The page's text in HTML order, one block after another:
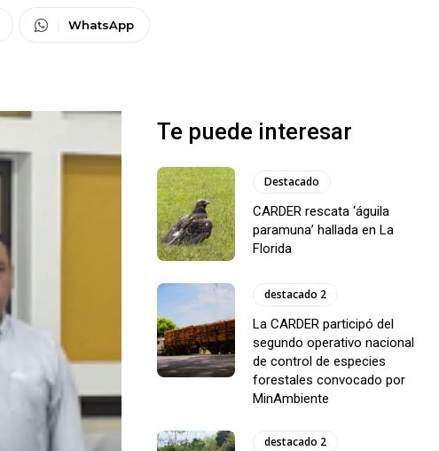
WhatsApp
Te puede interesar
Destacado
CARDER rescata ‘águila
paramuna’ hallada en La
Florida
destacado 2
La CARDER participó del
segundo operativo nacional
de control de especies
forestales convocado por
MinAmbiente
destacado 2